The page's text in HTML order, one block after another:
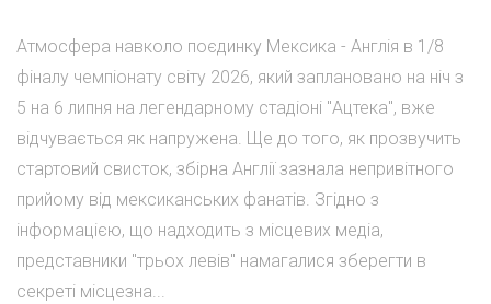
Атмосфера навколо поєдинку Мексика - Англія в 1/8
фіналу чемпіонату світу 2026, який заплановано на ніч з
5 на 6 липня на легендарному стадіоні "Ацтека", вже
відчувається як напружена. Ще до того, як прозвучить
стартовий свисток, збірна Англії зазнала непривітного
прийому від мексиканських фанатів. Згідно з
інформацією, що надходить з місцевих медіа,
представники "трьох левів" намагалися зберегти в
секреті місцезна...